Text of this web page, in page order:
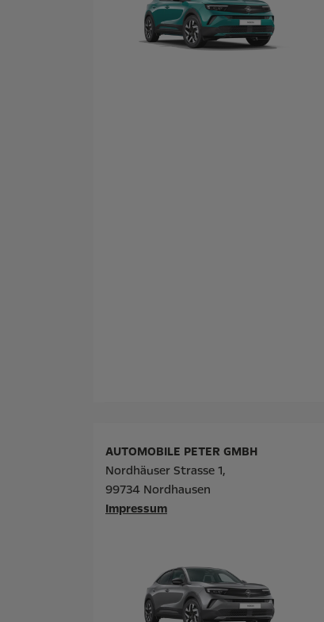
AUTOMOBILE PETER GMBH
Nordhäuser Strasse 1,
99734 Nordhausen
Impressum